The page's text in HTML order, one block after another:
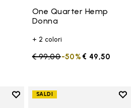
One Quarter Hemp
Donna
+ 2 colori
Price reduced from
€ 99,00to € 49,50
-50%
Add to wishlist
SALDI
Add